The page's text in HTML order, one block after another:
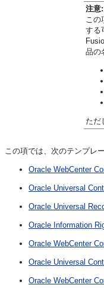
注意:
この
する
品の
ただ
この項では、次のテンプレ
Oracle WebCenter
Oracle Universal
Oracle Universal
Oracle Information
Oracle WebCenter
Oracle Universal
Oracle WebCenter